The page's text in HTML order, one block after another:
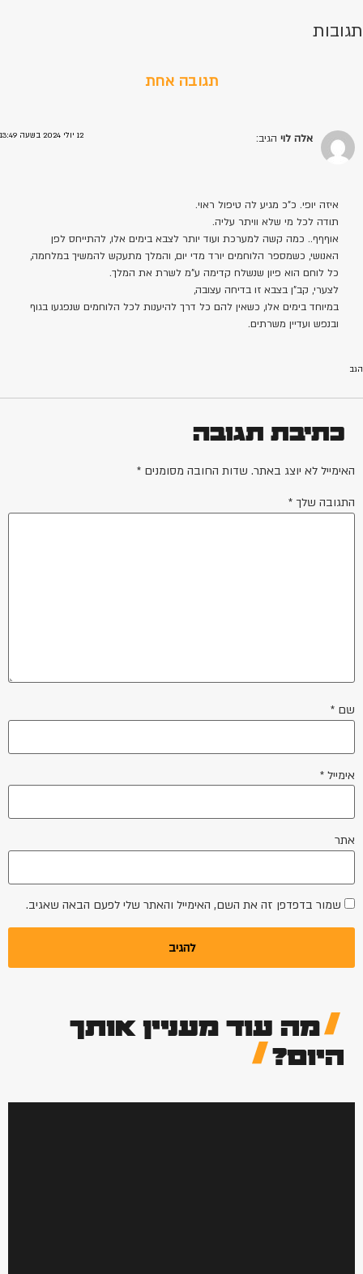
תגובות
תגובה אחת
אלה לוי הגיב: 12 יולי 2024 בשעה 13:49
איזה יופי. כ"כ מגיע לה טיפול ראוי.
תודה לכל מי שלא וויתר עליה.
אוףףף.. כמה קשה למערכת ועוד יותר לצבא בימים אלו, להתייחס לפן
האנושי, כשמספר הלוחמים יורד מדי יום, והמלך מתעקש להמשיך במלחמה,
כל לוחם הוא פיון שנשלח קדימה ע"מ לשרת את המלך.
לצערי, קב"ן בצבא זו בדיחה עצובה,
במיוחד בימים אלו, כשאין להם כל דרך להיענות לכל הלוחמים שנפגעו בגוף
ובנפש ועדיין משרתים.
הגב
כתיבת תגובה
האימייל לא יוצג באתר. שדות החובה מסומנים *
התגובה שלך *
שם *
אימייל *
אתר
שמור בדפדפן זה את השם, האימייל והאתר שלי לפעם הבאה שאגיב.
מה עוד מעניין אותך
היום?